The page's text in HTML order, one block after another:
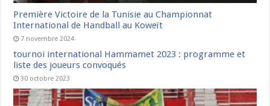
Première Victoire de la Tunisie au Championnat
International de Handball au Koweït
7 novembre 2024
tournoi international Hammamet 2023 : programme et
liste des joueurs convoqués
30 octobre 2023